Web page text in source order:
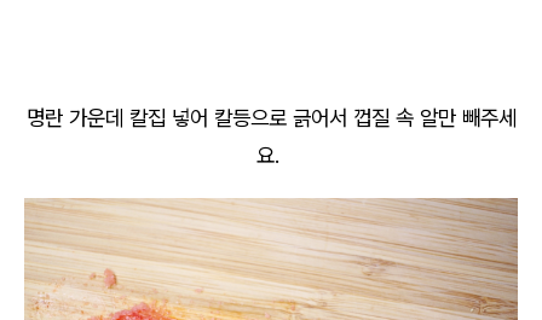
명란 가운데 칼집 넣어 칼등으로 긁어서 껍질 속 알만 빼주세
요.